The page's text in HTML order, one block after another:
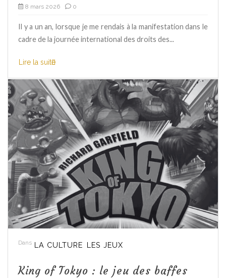
8 mars 2026 0
Il y a un an, lorsque je me rendais à la manifestation dans le
cadre de la journée international des droits des...
Lire la suite
Dans LA CULTURE LES JEUX
King of Tokyo : le jeu des baffes